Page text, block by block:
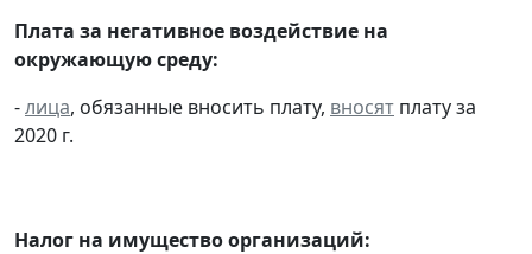
Плата за негативное воздействие на
окружающую среду:
-лица, обязанные вносить плату, вносят плату за
2020 г.
Налог на имущество организаций: